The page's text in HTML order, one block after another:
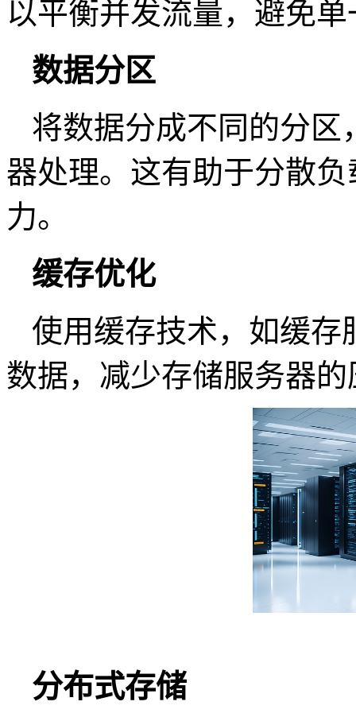
以平衡并发流量，避免
数据分区
将数据分成不同的分区
器处理。这有助于分散
力。
缓存优化
使用缓存技术，如缓存
数据，减少存储服务器
分布式存储